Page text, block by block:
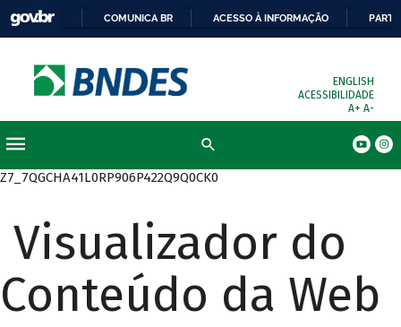
COMUNICA BR ACESSO À INFORMAÇÃO
ENGLISH
ACESSIBILIDADE
A+ A-
Z7_7QGCHA41L0RP906P422Q9Q0CK0
Visualizador do
Conteúdo da Web